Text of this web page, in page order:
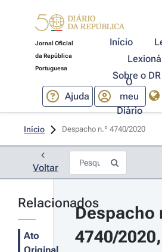
Jornal Oficial
da República
Portuguesa
Início
Sobre o DR
Ajuda
O
meu
Diário
Início Despacho n.º 4740/2020
Voltar
Relacionados
Ato
Despacho
4740/